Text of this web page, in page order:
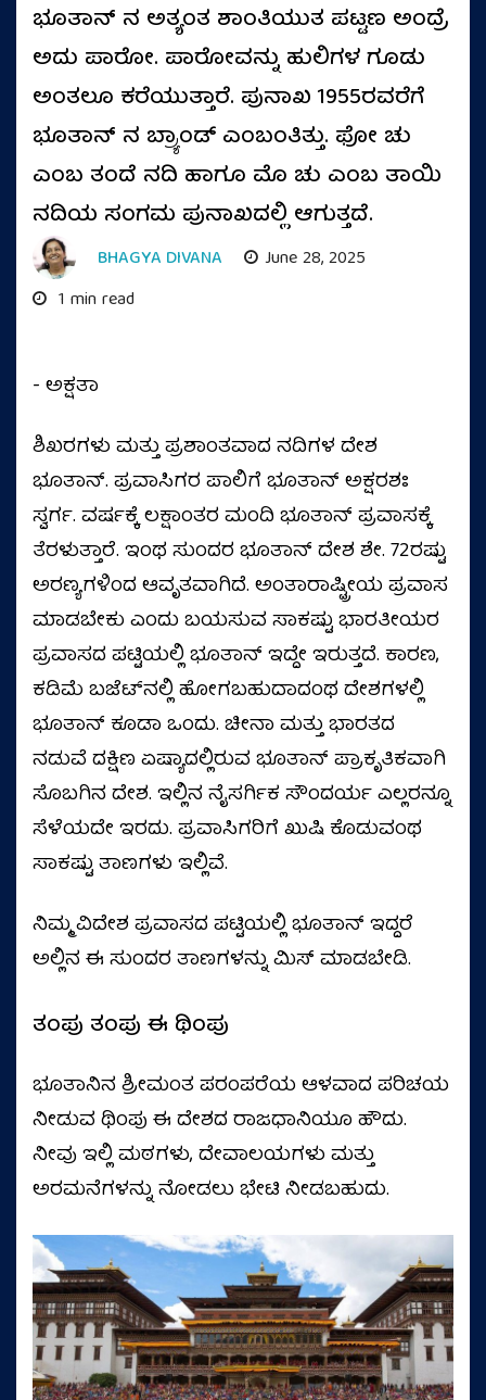
ಭೂತಾನ್ ನ ಅತ್ಯಂತ ಶಾಂತಿಯುತ ಪಟ್ಟಣ ಅಂದ್ರೆ
ಅದು ಪಾರೋ. ಪಾರೋವನ್ನು ಹುಲಿಗಳ ಗೂಡು
ಅಂತಲೂ ಕರೆಯುತ್ತಾರೆ. ಪುನಾಖ 1955ರವರೆಗೆ
ಭೂತಾನ್ ನ ಬ್ರ್ಯಾಂಡ್ ಎಂಬಂತಿತ್ತು. ಫೋ ಚು
ಎಂಬ ತಂದೆ ನದಿ ಹಾಗೂ ಮೊ ಚು ಎಂಬ ತಾಯಿ
ನದಿಯ ಸಂಗಮ ಪುನಾಖದಲ್ಲಿ ಆಗುತ್ತದೆ.
BHAGYA DIVANA
June 28, 2025
1 min read
- ಅಕ್ಷತಾ
ಶಿಖರಗಳು ಮತ್ತು ಪ್ರಶಾಂತವಾದ ನದಿಗಳ ದೇಶ
ಭೂತಾನ್. ಪ್ರವಾಸಿಗರ ಪಾಲಿಗೆ ಭೂತಾನ್ ಅಕ್ಷರಶಃ
ಸ್ವರ್ಗ. ವರ್ಷಕ್ಕೆ ಲಕ್ಷಾಂತರ ಮಂದಿ ಭೂತಾನ್ ಪ್ರವಾಸಕ್ಕೆ
ತೆರಳುತ್ತಾರೆ. ಇಂಥ ಸುಂದರ ಭೂತಾನ್ ದೇಶ ಶೇ. 72ರಷ್ಟು
ಅರಣ್ಯಗಳಿಂದ ಆವೃತವಾಗಿದೆ. ಅಂತಾರಾಷ್ಟ್ರೀಯ ಪ್ರವಾಸ
ಮಾಡಬೇಕು ಎಂದು ಬಯಸುವ ಸಾಕಷ್ಟು ಭಾರತೀಯರ
ಪ್ರವಾಸದ ಪಟ್ಟಿಯಲ್ಲಿ ಭೂತಾನ್ ಇದ್ದೇ ಇರುತ್ತದೆ. ಕಾರಣ,
ಕಡಿಮೆ ಬಜೆಟ್‌ನಲ್ಲಿ ಹೋಗಬಹುದಾದಂಥ ದೇಶಗಳಲ್ಲಿ
ಭೂತಾನ್ ಕೂಡಾ ಒಂದು. ಚೀನಾ ಮತ್ತು ಭಾರತದ
ನಡುವೆ ದಕ್ಷಿಣ ಏಷ್ಯಾದಲ್ಲಿರುವ ಭೂತಾನ್ ಪ್ರಾಕೃತಿಕವಾಗಿ
ಸೊಬಗಿನ ದೇಶ. ಇಲ್ಲಿನ ನೈಸರ್ಗಿಕ ಸೌಂದರ್ಯ ಎಲ್ಲರನ್ನೂ
ಸೆಳೆಯದೇ ಇರದು. ಪ್ರವಾಸಿಗರಿಗೆ ಖುಷಿ ಕೊಡುವಂಥ
ಸಾಕಷ್ಟು ತಾಣಗಳು ಇಲ್ಲಿವೆ.
ನಿಮ್ಮ ವಿದೇಶ ಪ್ರವಾಸದ ಪಟ್ಟಿಯಲ್ಲಿ ಭೂತಾನ್ ಇದ್ದರೆ
ಅಲ್ಲಿನ ಈ ಸುಂದರ ತಾಣಗಳನ್ನು ಮಿಸ್ ಮಾಡಬೇಡಿ.
ತಂಪು ತಂಪು ಈ ಥಿಂಪು
ಭೂತಾನಿನ ಶ್ರೀಮಂತ ಪರಂಪರೆಯ ಆಳವಾದ ಪರಿಚಯ
ನೀಡುವ ಥಿಂಪು ಈ ದೇಶದ ರಾಜಧಾನಿಯೂ ಹೌದು.
ನೀವು ಇಲ್ಲಿ ಮಠಗಳು, ದೇವಾಲಯಗಳು ಮತ್ತು
ಅರಮನೆಗಳನ್ನು ನೋಡಲು ಭೇಟಿ ನೀಡಬಹುದು.